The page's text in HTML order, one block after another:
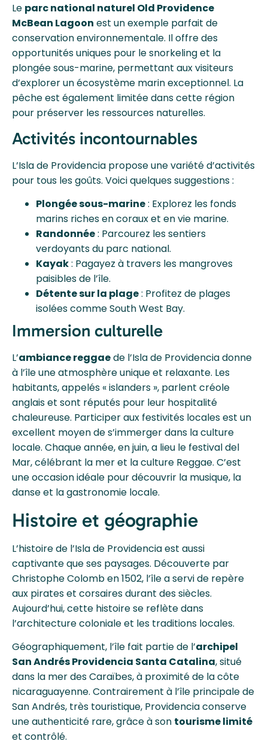
Le parc national naturel Old Providence
McBean Lagoon est un exemple parfait de
conservation environnementale. Il offre des
opportunités uniques pour le snorkeling et la
plongée sous-marine, permettant aux visiteurs
d’explorer un écosystème marin exceptionnel. La
pêche est également limitée dans cette région
pour préserver les ressources naturelles.
Activités incontournables
L’Isla de Providencia propose une variété d’activités
pour tous les goûts. Voici quelques suggestions :
Plongée sous-marine: Explorez les fonds
marins riches en coraux et en vie marine.
Randonnée: Parcourez les sentiers
verdoyants du parc national.
Kayak: Pagayez à travers les mangroves
paisibles de l’île.
Détente sur la plage: Profitez de plages
isolées comme South West Bay.
Immersion culturelle
L’ambiance reggaede l’Isla de Providencia donne
à l’île une atmosphère unique et relaxante. Les
habitants, appelés « islanders », parlent créole
anglais et sont réputés pour leur hospitalité
chaleureuse. Participer aux festivités locales est un
excellent moyen de s’immerger dans la culture
locale. Chaque année, en juin, a lieu le festival del
Mar, célébrant la mer et la culture Reggae. C’est
une occasion idéale pour découvrir la musique, la
danse et la gastronomie locale.
Histoire et géographie
L’histoire de l’Isla de Providencia est aussi
captivante que ses paysages. Découverte par
Christophe Colomb en 1502, l’île a servi de repère
aux pirates et corsaires durant des siècles.
Aujourd’hui, cette histoire se reflète dans
l’architecture coloniale et les traditions locales.
Géographiquement, l’île fait partie de l’archipel
San Andrés Providencia Santa Catalina, situé
dans la mer des Caraïbes, à proximité de la côte
nicaraguayenne. Contrairement à l’île principale de
San Andrés, très touristique, Providencia conserve
une authenticité rare, grâce à son tourisme limité
et contrôlé.